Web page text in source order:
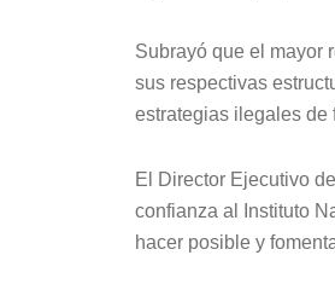
Subrayó que el mayor
sus respectivas
estrategias ilegales de
El Director Ejecutivo
confianza al Instituto
hacer posible y